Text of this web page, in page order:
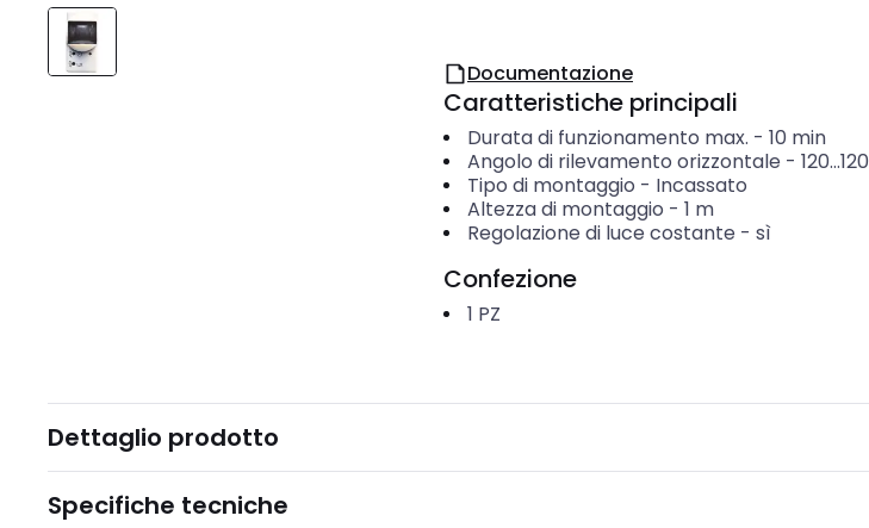
Documentazione
Caratteristiche principali
Durata di funzionamento max. - 10 min
Angolo di rilevamento orizzontale - 120...120
Tipo di montaggio - Incassato
Altezza di montaggio - 1 m
Regolazione di luce costante - sì
Confezione
1 PZ
Dettaglio prodotto
Specifiche tecniche